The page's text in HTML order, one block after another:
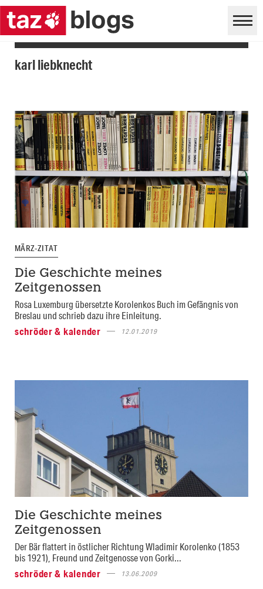
karl liebknecht
MÄRZ-ZITAT
Die Geschichte meines
Zeitgenossen
Rosa Luxemburg übersetzte Korolenkos Buch im Gefängnis von
Breslau und schrieb dazu ihre Einleitung.
schröder & kalender
12.01.2019
Die Geschichte meines
Zeitgenossen
Der Bär flattert in östlicher Richtung Wladimir Korolenko (1853
bis 1921), Freund und Zeitgenosse von Gorki...
schröder & kalender
13.06.2009